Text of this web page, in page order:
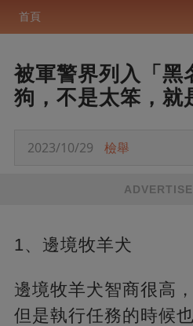
首頁
被軍警界列入「黑
狗，不是太笨，就
2023/10/29 檢舉
1、邊境牧羊犬
邊境牧羊犬智商很高
但是執行任務的時候